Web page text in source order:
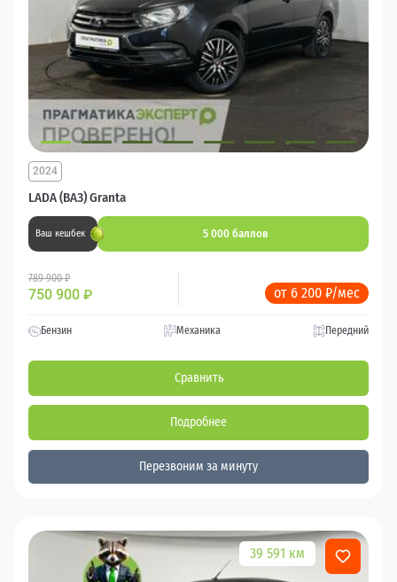
LADA (ВАЗ) Granta
2024
Ваш кешбек 5 000 баллов
789 900 ₽
750 900 ₽ от 6 200 ₽/мес
Бензин Механика Передний
Сравнить
Подробнее
Перезвоним за минуту
39 591 км